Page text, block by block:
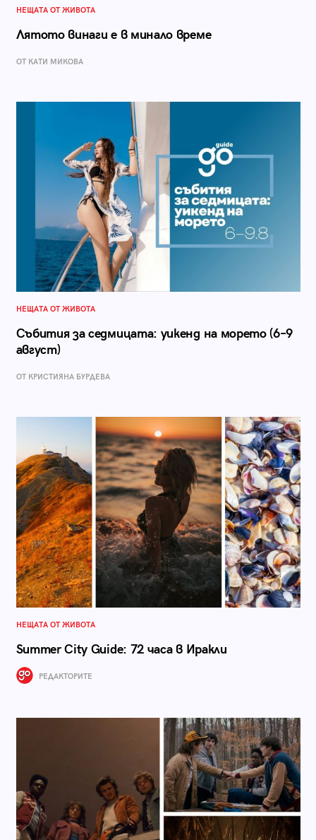
НЕЩАТА ОТ ЖИВОТА
Лятото винаги е в минало време
ОТ КАТИ МИКОВА
НЕЩАТА ОТ ЖИВОТА
Събития за седмицата: уикенд на морето (6–9
август)
ОТ КРИСТИЯНА БУРДЕВА
НЕЩАТА ОТ ЖИВОТА
Summer City Guide: 72 часа в Иракли
РЕДАКТОРИТЕ